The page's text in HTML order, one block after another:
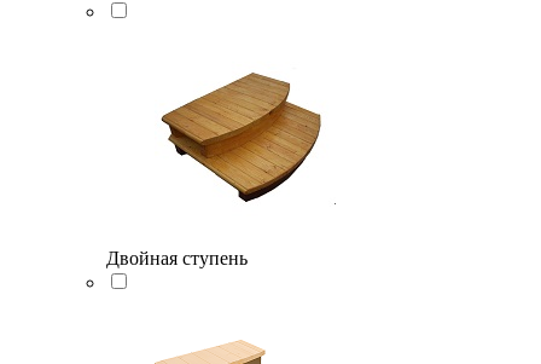
Двойная ступень